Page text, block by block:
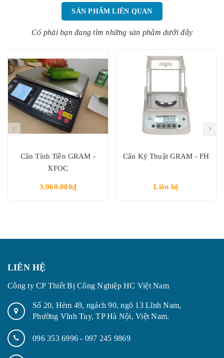
SẢN PHẨM LIÊN QUAN
Có phải bạn đang tìm những sản phẩm dưới đây
Cân Tính Tiền GRAM -
XFOC
3.960.000₫
Cân Kỹ Thuật GRAM - FH
Liên hệ
LIÊN HỆ
Công ty CP Thiết Bị Công Nghiệp HC Việt Nam
Số 20, Hẻm 49, ngách 90, ngõ 13 Lĩnh Nam,
Phường Vĩnh Tuy, TP Hà Nội, Việt Nam.
096 353 6996- 097 245 9869